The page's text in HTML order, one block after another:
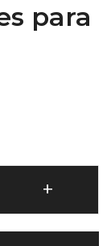
para
+